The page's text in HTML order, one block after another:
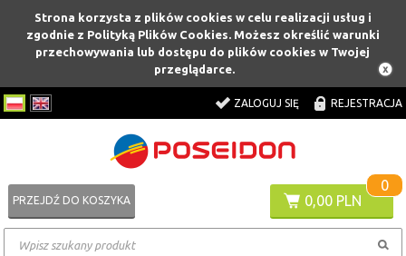
Strona korzysta z plików cookies w celu realizacji usług i
zgodnie z Polityką Plików Cookies. Możesz określić warunki
przechowywania lub dostępu do plików cookies w Twojej
przeglądarce.
ZALOGUJ SIĘ REJESTRACJA
0,00 PLN
0
PRZEJDŹ DO KOSZYKA